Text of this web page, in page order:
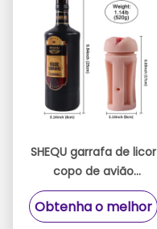
SHEQU garrafa de licor
copo de avião
masturbador
masculino brinquedos
Obtenha o melhor